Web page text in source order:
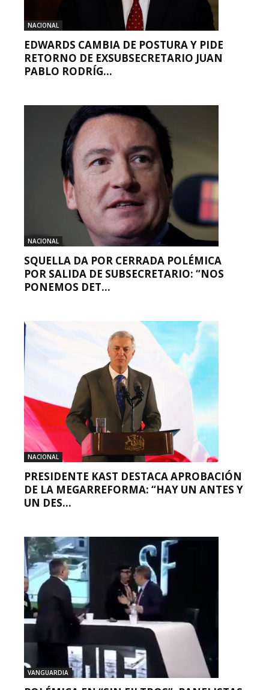
NACIONAL
EDWARDS CAMBIA DE POSTURA Y PIDE
RETORNO DE EXSUBSECRETARIO JUAN
PABLO RODRÍG...
NACIONAL
SQUELLA DA POR CERRADA POLÉMICA
POR SALIDA DE SUBSECRETARIO: “NOS
PONEMOS DET...
NACIONAL
PRESIDENTE KAST DESTACA APROBACIÓN
DE LA MEGARREFORMA: “HAY UN ANTES Y
UN DES...
VANGUARDIA